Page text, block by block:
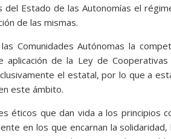
del Estado de las Autonomías el
de las mismas.
Comunidades Autónomas la
aplicación de la Ley de
el estatal, por lo que a
este ámbito.
éticos que dan vida a los principios
en los que encarnan la